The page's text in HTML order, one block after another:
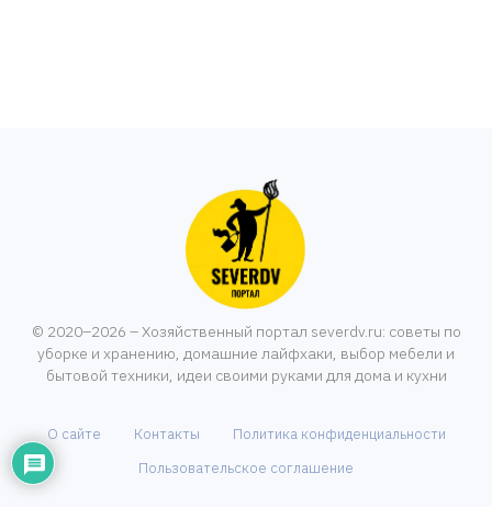
© 2020–2026 – Хозяйственный портал severdv.ru: советы по
уборке и хранению, домашние лайфхаки, выбор мебели и
бытовой техники, идеи своими руками для дома и кухни
О сайте Контакты
Политика конфиденциальности
Пользовательское соглашение